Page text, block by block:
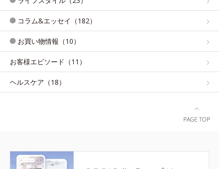
コラム&エッセイ（182）
お買い物情報（10）
お客様エピソード（11）
ヘルスケア（18）